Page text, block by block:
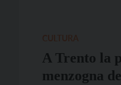
A Trento la
menzogna